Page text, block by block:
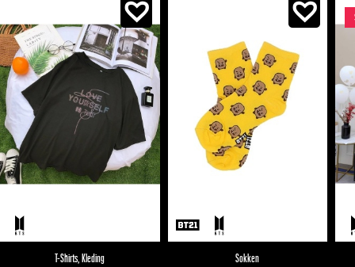
T-Shirts Kleding Sokken